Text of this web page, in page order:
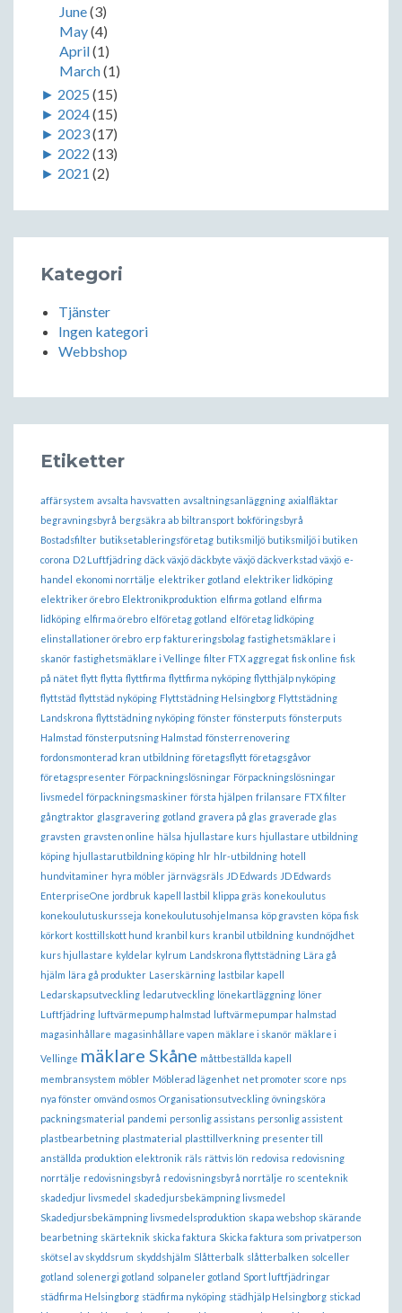
June(3)
May(4)
April(1)
March(1)
► 2025 (15)
► 2024(15)
► 2023(17)
► 2022 (13)
► 2021 (2)
Kategori
Tjänster
Ingen kategori
Webbshop
Etiketter
affärsystem avsalta havsvatten avsaltningsanläggning axialfläktar
begravningsbyrå bergsäkra ab biltransport bokföringsbyrå
Bostadsfilter butiksetableringsföretag butiksmiljö butiksmiljö i butiken
corona D2 Luftfjädring däck växjö däckbyte växjö däckverkstad växjö e-
handel
ekonomi norrtälje elektriker gotland elektriker lidköping
elektriker örebro Elektronikproduktion elfirma gotland elfirma
lidköping elfirma örebro elföretag gotland elföretag lidköping
elinstallationer örebro erp faktureringsbolag fastighetsmäklare i
skanör fastighetsmäklare i Vellinge filter FTX aggregat fisk online fisk
på nätet flytt flytta flyttfirma flyttfirma nyköping flytthjälp nyköping
flyttstäd flyttstäd nyköping Flyttstädning Helsingborg Flyttstädning
Landskrona flyttstädning nyköping fönster fönsterputs fönsterputs
Halmstad fönsterputsning Halmstad fönsterrenovering
fordonsmonterad kran utbildning företagsflytt företagsgåvor
företagspresenter Förpackningslösningar Förpackningslösningar
livsmedel förpackningsmaskiner första hjälpen frilansare FTX filter
gångtraktor glasgravering gotland gravera på glas graverade glas
gravsten gravsten online hälsa hjullastare kurs hjullastare utbildning
köping hjullastarutbildning köping hlr hlr-utbildning hotell
hundvitaminer hyra möbler järnvägsräls JD Edwards JD Edwards
EnterpriseOne jordbruk kapell lastbil klippa gräs konekoulutus
konekoulutuskursseja konekoulutusohjelmansa köp gravsten köpa fisk
körkort kosttillskott hund kranbil kurs kranbil utbildning kundnöjdhet
kurs hjullastare kyldelar kylrum Landskrona flyttstädning Lära gå
hjälm lära gå produkter Laserskärning lastbilar kapell
Ledarskapsutveckling ledarutveckling lönekartläggning löner
Luftfjädring luftvärmepump halmstad
luftvärmepumpar halmstad
magasinhållare magasinhållare vapen mäklare i skanör mäklare i
Vellinge mäklare Skåne måttbeställda kapell
membransystem möbler Möblerad lägenhet net promoter score nps
nya fönster omvänd osmos Organisationsutveckling övningsköra
packningsmaterial
pandemi personlig assistans personlig assistent
plastbearbetning plastmaterial plasttillverkning presenter till
anställda produktion elektronik räls rättvis lön redovisa redovisning
norrtälje redovisningsbyrå redovisningsbyrå norrtälje ro scenteknik
skadedjur livsmedel
skadedjursbekämpning livsmedel
Skadedjursbekämpning livsmedelsproduktion skapa webshop skärande
bearbetning skärteknik skicka faktura Skicka faktura som privatperson
skötsel av skyddsrum skyddshjälm Slåtterbalk slåtterbalken solceller
gotland solenergi gotland solpaneler gotland Sport luftfjädringar
städfirma Helsingborg städfirma nyköping städhjälp Helsingborg stickad